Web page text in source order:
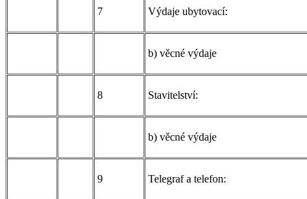
7 Výdaje ubytovací:
b) věcné výdaje
8 Stavitelství:
b) věcné výdaje
9 Telegraf a telefon: